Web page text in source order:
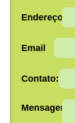
Endereço:
Email
Contato:
Mensagem: